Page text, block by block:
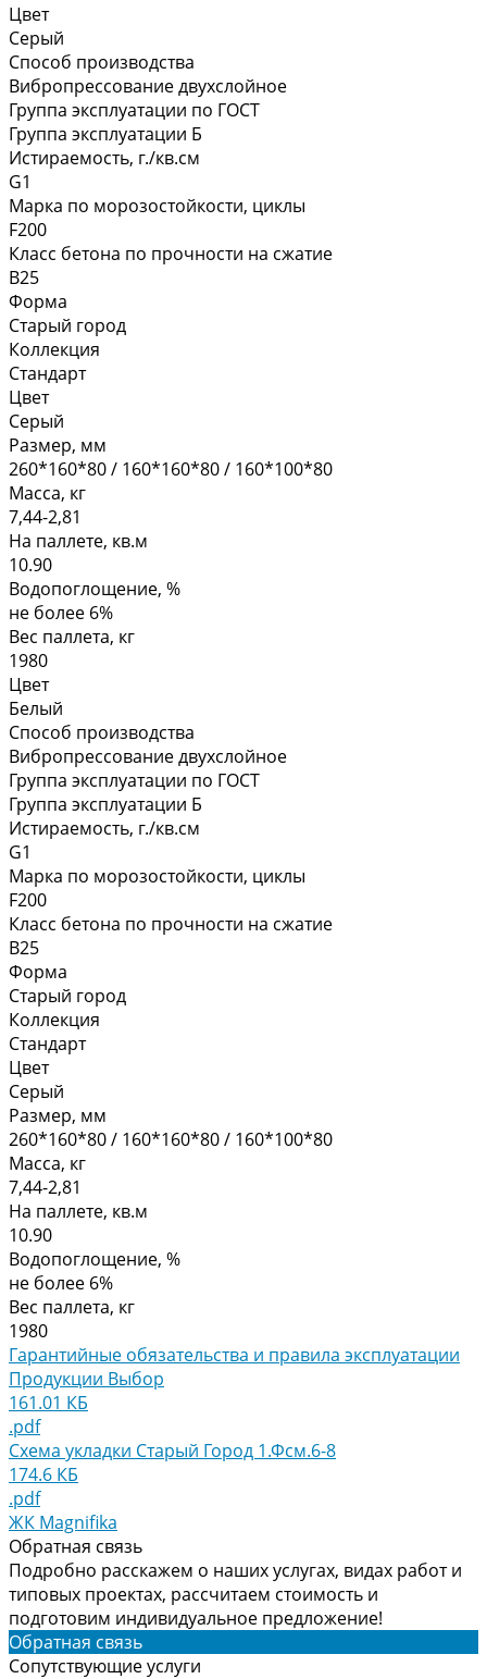
Цвет
Серый
Способ производства
Вибропрессование двухслойное
Группа эксплуатации по ГОСТ
Группа эксплуатации Б
Истираемость, г./кв.см
G1
Марка по морозостойкости, циклы
F200
Класс бетона по прочности на сжатие
В25
Форма
Старый город
Коллекция
Стандарт
Цвет
Серый
Размер, мм
260*160*80 / 160*160*80 / 160*100*80
Масса, кг
7,44-2,81
На паллете, кв.м
10.90
Водопоглощение, %
не более 6%
Вес паллета, кг
1980
Цвет
Белый
Способ производства
Вибропрессование двухслойное
Группа эксплуатации по ГОСТ
Группа эксплуатации Б
Истираемость, г./кв.см
G1
Марка по морозостойкости, циклы
F200
Класс бетона по прочности на сжатие
В25
Форма
Старый город
Коллекция
Стандарт
Цвет
Серый
Размер, мм
260*160*80 / 160*160*80 / 160*100*80
Масса, кг
7,44-2,81
На паллете, кв.м
10.90
Водопоглощение, %
не более 6%
Вес паллета, кг
1980
Гарантийные обязательства и правила эксплуатации
Продукции Выбор
161.01 КБ
.pdf
Схема укладки Старый Город 1.Фсм.6-8
174.6 КБ
.pdf
ЖК Magnifika
Обратная связь
Подробно расскажем о наших услугах, видах работ и
типовых проектах, рассчитаем стоимость и
подготовим индивидуальное предложение!
Обратная связь
Сопутствующие услуги